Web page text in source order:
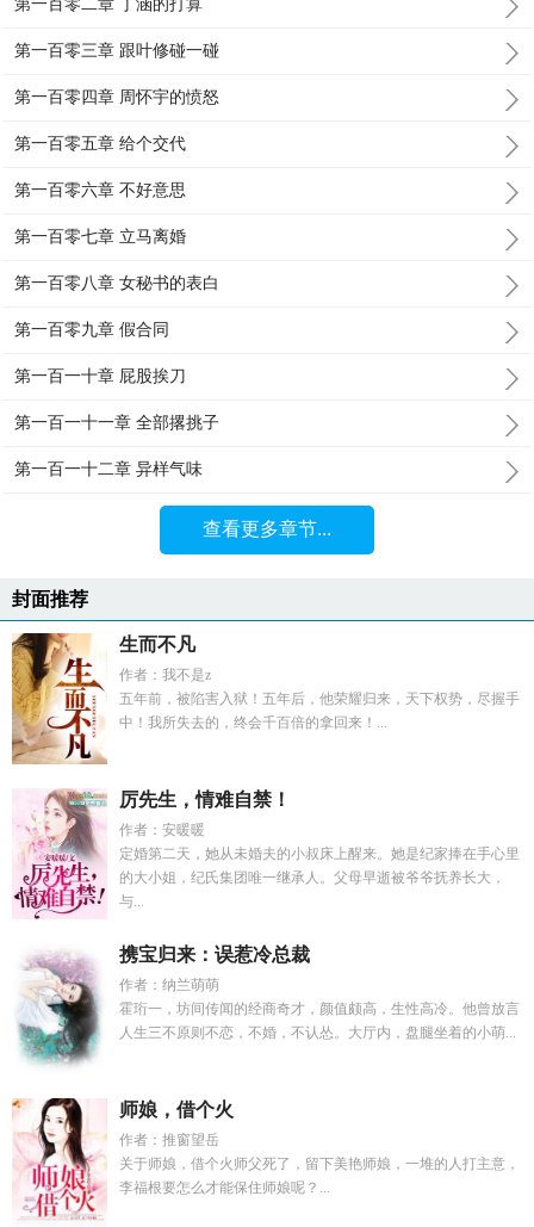
第一百零三章 跟叶修碰一碰
第一百零四章 周怀宇的愤怒
第一百零五章 给个交代
第一百零六章 不好意思
第一百零七章 立马离婚
第一百零八章 女秘书的表白
第一百零九章 假合同
第一百一十章 屁股挨刀
第一百一十一章 全部撂挑子
第一百一十二章 异样气味
查看更多章节...
封面推荐
生而不凡
作者：我不是z
五年前，被陷害入狱！五年后，他荣耀归来，天下权势，尽握手
中！我所失去的，终会千百倍的拿回来！...
厉先生，情难自禁！
作者：安暖暖
定婚第二天，她从未婚夫的小叔床上醒来。她是纪家捧在手心里
的大小姐，纪氏集团唯一继承人。父母早逝被爷爷抚养长大，
与...
携宝归来：误惹冷总裁
作者：纳兰萌萌
霍珩一，坊间传闻的经商奇才，颜值颇高，生性高冷。他曾放言
人生三不原则不恋，不婚，不认怂。大厅内，盘腿坐着的小萌...
师娘，借个火
作者：推窗望岳
关于师娘，借个火师父死了，留下美艳师娘，一堆的人打主意，
李福根要怎么才能保住师娘呢？...